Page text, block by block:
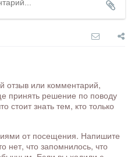
отзыв или комментарий,
принять решение по поводу
стоит знать тем, кто только
от посещения. Напишите
нет, что запомнилось, что